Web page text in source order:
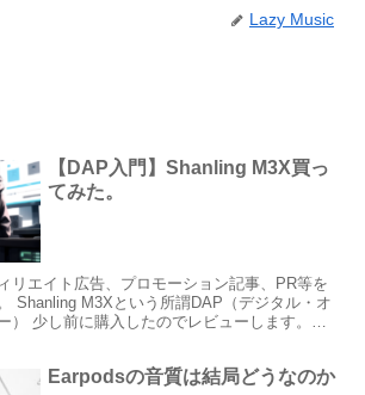
Lazy Music
【DAP入門】Shanling M3X買っ
てみた。
リエイト広告、プロモーション記事、PR等を
Shanling M3Xという所謂DAP（デジタル・オ
） 少し前に購入したのでレビューします。
Earpodsの音質は結局どうなのか